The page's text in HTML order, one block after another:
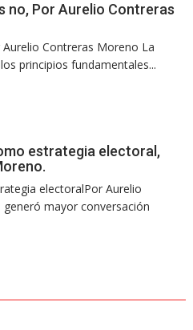
no, Por Aurelio Contreras
Contreras Moreno La
principios fundamentales...
estrategia electoral,
electoralPor Aurelio
mayor conversación